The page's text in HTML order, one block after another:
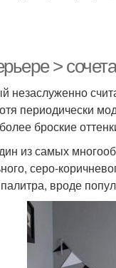
>
незаслуженно
периодически
броские
из самых
серо-
вроде